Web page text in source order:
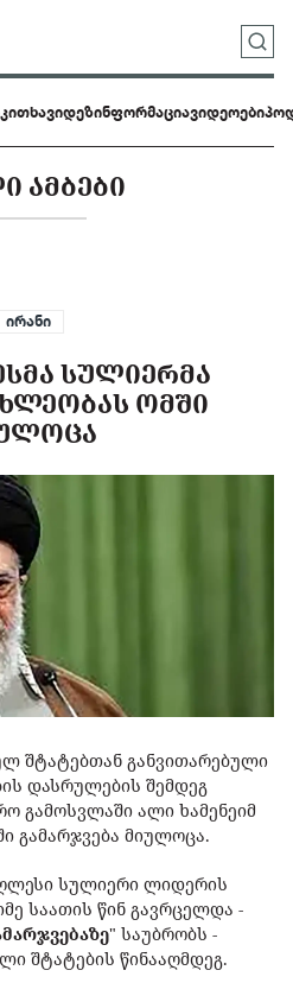
დეზინფორმაციავიდეოები
ᲐᲛᲑᲔᲑᲘ
ირანი
ᲡᲣᲚᲘᲔᲠᲛᲐ
ᲝᲛᲨᲘ
შტატებთან განვითარებული
დასრულების შემდეგ
გამოსვლაში ალი ხამენეიმ
გამარჯვება მიულოცა.
სულიერი ლიდერის
საათის წინ გავრცელდა -
" საუბრობს -
შტატების წინააღმდეგ.